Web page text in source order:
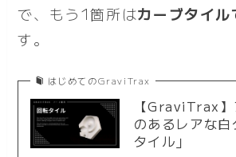
で、もう1箇所はカーブタイル
す。
はじめてのGraviTrax
【GraviTrax
のあるレアな
タイル」